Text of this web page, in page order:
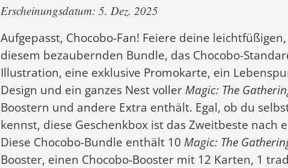
Erscheinungsdatum: 5. Dez. 2025
Aufgepasst, Chocobo-Fan! Feiere deine
diesem bezaubernden Bundle, das Chocobo-
Illustration, eine exklusive Promokarte, ein
Design und ein ganzes Nest voller Magic: The
Boostern und andere Extra enthält. Egal, ob du
kennst, diese Geschenkbox ist das Zweitbeste nach
Diese Chocobo-Bundle enthält 10 Magic: The
Booster, einen Chocobo-Booster mit 12 Karten, 1